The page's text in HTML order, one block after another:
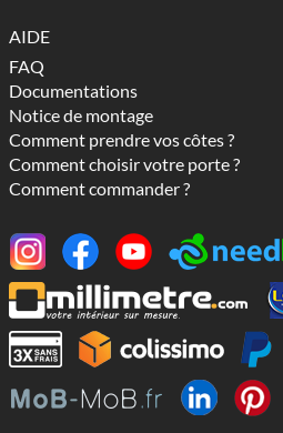
AIDE
FAQ
Documentations
Notice de montage
Comment prendre vos côtes ?
Comment choisir votre porte ?
Comment commander ?